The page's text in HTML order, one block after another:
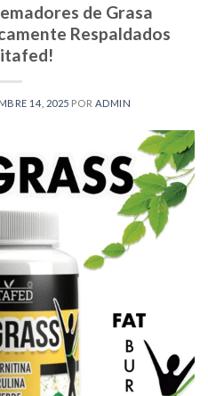
de Grasa
Respaldados
14, 2025 POR ADMIN